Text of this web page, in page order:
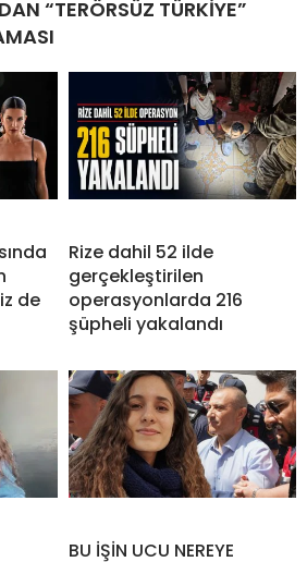
“TERÖRSÜZ TÜRKİYE”
de
Rize dahil 52 ilde
gerçekleştirilen
operasyonlarda 216
şüpheli yakalandı
BU İŞİN UCU NEREYE